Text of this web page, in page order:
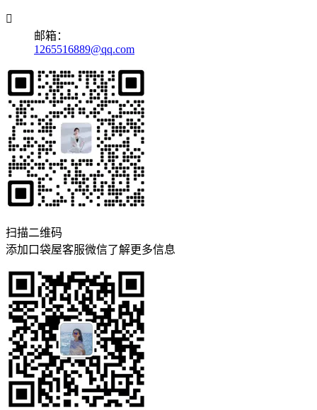

邮箱：
1265516889@qq.com
扫描二维码
添加口袋屋客服微信了解更多信息